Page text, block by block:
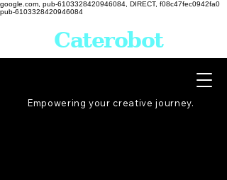
google.com, pub-6103328420946084, DIRECT, f08c47fec0942fa0
pub-6103328420946084
Empowering your creative journey.
Caterobot